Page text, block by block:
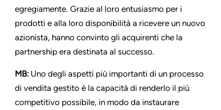
egregiamente. Grazie al loro entusiasmo per i
prodotti e alla loro disponibilità a ricevere un nuovo
azionista, hanno convinto gli acquirenti che la
partnership era destinata al successo.
MB: Uno degli aspetti più importanti di un processo
di vendita gestito è la capacità di renderlo il più
competitivo possibile, in modo da instaurare